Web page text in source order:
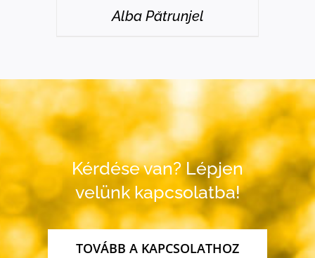
Alba Pătrunjel
Kérdése van? Lépjen
velünk kapcsolatba!
TOVÁBB A KAPCSOLATHOZ